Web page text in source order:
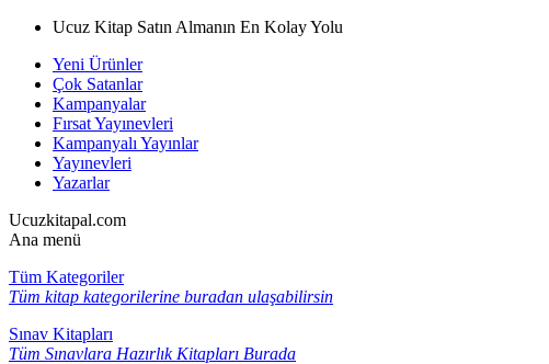
Ucuz Kitap Satın Almanın En Kolay Yolu
Yeni Ürünler
Çok Satanlar
Kampanyalar
Fırsat Yayınevleri
Kampanyalı Yayınlar
Yayınevleri
Yazarlar
Ucuzkitapal.com
Ana menü
Tüm Kategoriler
Tüm kitap kategorilerine buradan ulaşabilirsin
Sınav Kitapları
Tüm Sınavlara Hazırlık Kitapları Burada